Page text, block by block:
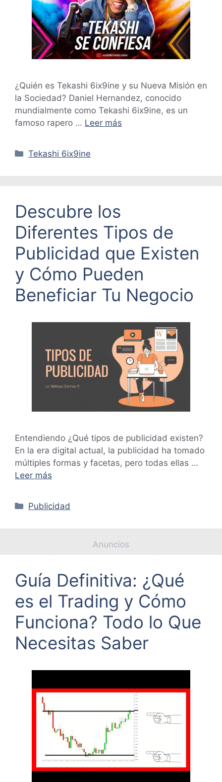
¿Quién es Tekashi 6ix9ine y su Nueva Misión en
la Sociedad? Daniel Hernandez, conocido
mundialmente como Tekashi 6ix9ine, es un
famoso rapero … Leer más
Categorías
Tekashi 6ix9ine
Descubre los
Diferentes Tipos de
Publicidad que Existen
y Cómo Pueden
Beneficiar Tu Negocio
Entendiendo ¿Qué tipos de publicidad existen?
En la era digital actual, la publicidad ha tomado
múltiples formas y facetas, pero todas ellas …
Leer más
Categorías
Publicidad
Anuncios
Guía Definitiva: ¿Qué
es el Trading y Cómo
Funciona? Todo lo Que
Necesitas Saber